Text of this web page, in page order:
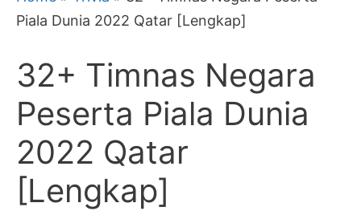
Piala Dunia 2022 Qatar [Lengkap]
32+ Timnas Negara
Peserta Piala Dunia
2022 Qatar
[Lengkap]